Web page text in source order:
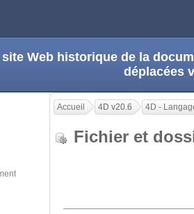
Web historique de la
déplacées
Accueil 4D v20.6 4D -
Fichier et